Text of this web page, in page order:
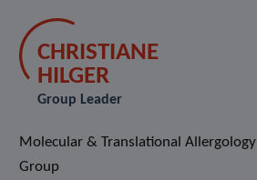
CHRISTIANE
HILGER
Group Leader
Molecular & Translational Allergology
Group